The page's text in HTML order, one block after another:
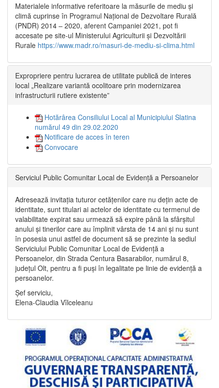
Materialele informative referitoare la măsurile de mediu și
climă cuprinse în Programul Național de Dezvoltare Rurală
(PNDR) 2014 – 2020, aferent Campaniei 2021, pot fi
accesate pe site-ul Ministerului Agriculturii și Dezvoltării
Rurale https://www.madr.ro/masuri-de-mediu-si-clima.html
Expropriere pentru lucrarea de utilitate publică de interes
local „Realizare variantă ocolitoare prin modernizarea
infrastructurii rutiere existente”
Hotărârea Consiliului Local al Municipiului Slatina
numărul 49 din 29.02.2020
Notificare de acces în teren
Convocare
Serviciul Public Comunitar Local de Evidență a Persoanelor
Adresează invitația tuturor cetățenilor care nu dețin acte de
identitate, sunt titulari ai actelor de identitate cu termenul de
valabilitate expirat sau urmează să expire până la sfârșitul
anului și tinerilor care au împlinit vârsta de 14 ani și nu sunt
în posesia unui astfel de document să se prezinte la sediul
Serviciului Public Comunitar Local de Evidență a
Persoanelor, din Strada Centura Basarabilor, numărul 8,
județul Olt, pentru a fi puși în legalitate pe linie de evidență a
persoanelor.
Șef serviciu,
Elena-Claudia Vîlceleanu